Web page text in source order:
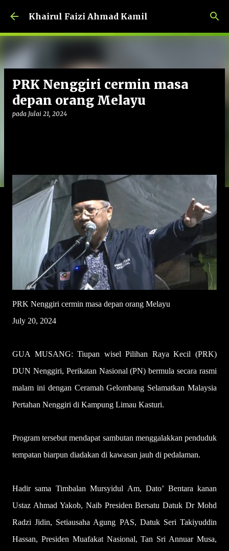
Langkau ke kandungan utama
Khairul Faizi Ahmad Kamil
PRK Nenggiri cermin masa
depan orang Melayu
pada Julai 21, 2024
PRK Nenggiri cermin masa depan orang Melayu
July 20, 2024
GUA MUSANG: Tiupan wisel Pilihan Raya Kecil (PRK)
DUN Nenggiri, Perikatan Nasional (PN) bermula secara rasmi
malam ini dengan Ceramah Gelombang Selamatkan Malaysia
Pertahan Nenggiri di Kampung Limau Kasturi.
Program tersebut mendapat sambutan menggalakkan penduduk
tempatan biarpun diadakan di kawasan jauh di pedalaman.
Hadir sama Timbalan Mursyidul Am, Dato’ Bentara kanan
Ustaz Ahmad Yakob, Naib Presiden Bersatu Datuk Dr Mohd
Radzi Jidin, Setiausaha Agung PAS, Datuk Seri Takiyuddin
Hassan, Presiden Muafakat Nasional, Tan Sri Annuar Musa,